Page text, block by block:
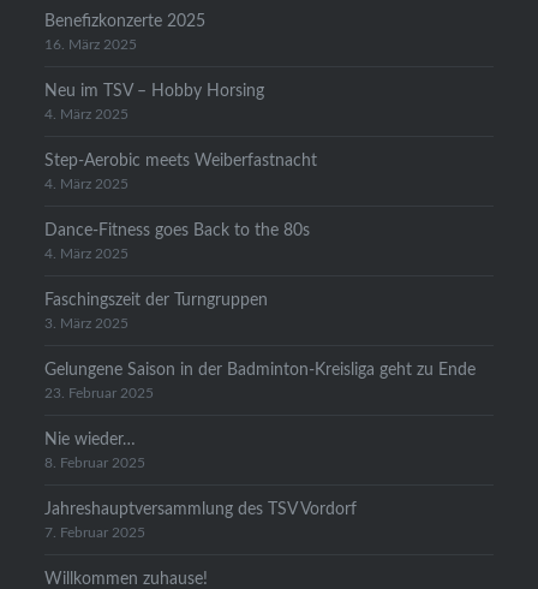
Benefizkonzerte 2025
16. März 2025
Neu im TSV – Hobby Horsing
4. März 2025
Step-Aerobic meets Weiberfastnacht
4. März 2025
Dance-Fitness goes Back to the 80s
4. März 2025
Faschingszeit der Turngruppen
3. März 2025
Gelungene Saison in der Badminton-Kreisliga geht zu Ende
23. Februar 2025
Nie wieder…
8. Februar 2025
Jahreshauptversammlung des TSV Vordorf
7. Februar 2025
Willkommen zuhause!